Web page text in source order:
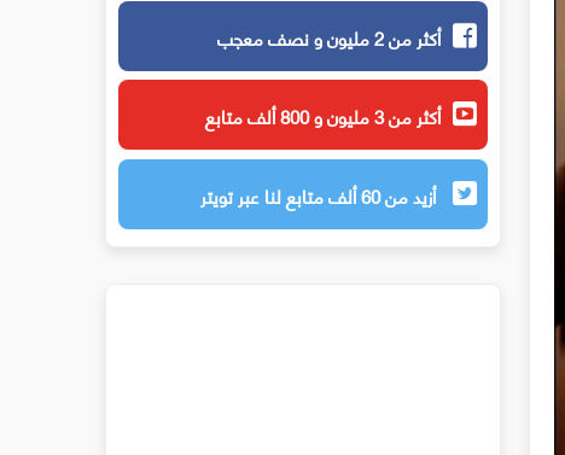
أكثر من 2 مليون و نصف معجب
أكثر من 3 مليون و 800 ألف متابع
أزيد من 60 ألف متابع لنا عبر تويتر